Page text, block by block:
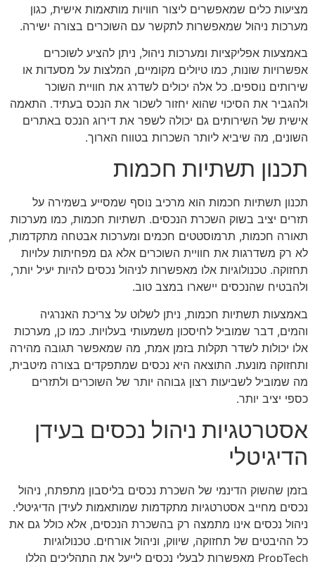
מציעות כלים שמאפשרים ליצור חוויות מותאמות אישית, כגון
מערכות ניהול שמאפשרות לתקשר עם השוכרים בצורה ישירה.
באמצעות אפליקציות ומערכות ניהול, ניתן להציע לשוכרים
אפשרויות שונות, כמו טיולים מקומיים, המלצות על מסעדות או
שירותים נוספים. כל אלה יכולים לשדרג את חוויית השוכר
ולהגביר את הסיכוי שהוא יחזור לשכור את הנכס בעתיד. התאמה
אישית של השירותים גם יכולה לשפר את דירוג הנכס באתרים
השונים, מה שיביא ליותר השכרות בטווח הארוך.
תכנון תשתיות חכמות
תכנון תשתיות חכמות הוא מרכיב נוסף שמסייע בשמירה על
תזרים יציב בשוק השכרת הנכסים. תשתיות חכמות, כמו מערכות
תאורה חכמות, תרמוסטטים חכמים ומערכות אבטחה מתקדמות,
לא רק משדרגות את חוויית השוכרים אלא גם מפחיתות עלויות
תחזוקה. טכנולוגיות אלו מאפשרות לניהול נכסים להיות יעיל יותר,
ולהבטיח שהנכסים יישארו במצב טוב.
באמצעות תשתיות חכמות, ניתן לשלוט על צריכת האנרגיה
והמים, דבר שמוביל לחיסכון משמעותי בעלויות. כמו כן, מערכות
אלו יכולות לשדר תקלות בזמן אמת, מה שמאפשר תגובה מהירה
ותחזוקה מונעת. התוצאה היא נכסים שמתפקדים בצורה מיטבית,
מה שמוביל לשביעות רצון גבוהה יותר של השוכרים ולתזרים
כספי יציב יותר.
אסטרטגיות ניהול נכסים בעידן
הדיגיטלי
בזמן שהשוק הדינמי של השכרת נכסים בליסבון מתפתח, ניהול
נכסים מחייב אסטרטגיות מתקדמות שמותאמות לעידן הדיגיטלי.
ניהול נכסים אינו מתמצה רק בהשכרת הנכסים, אלא כולל גם את
כל ההיבטים של תחזוקה, שיווק, וניהול אורחים. טכנולוגיות
PropTech מאפשרות לבעלי נכסים לייעל את התהליכים הללו